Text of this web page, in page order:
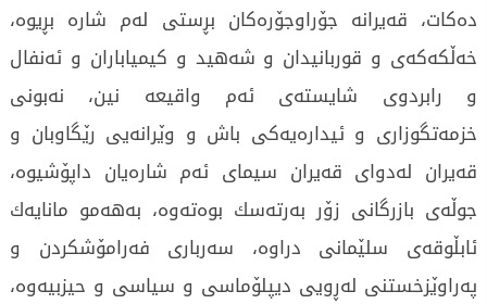
دەكات، قەیرانە جۆراوجۆرەکان بڕستی لەم شارە بڕیوە،
خەڵکەكەی و قوربانیدان و شەهید و كیمیاباران و ئەنفال
و رابردوی شایستەی ئەم واقیعە نین، نەبونی
خزمەتگوزاری و ئیدارەیەكی باش و وێرانەیى رێگاوبان و
قەیران لەدوای قەیران سیمای ئەم شارەیان داپۆشیوە،
جوڵەی بازرگانی زۆر بەرتەسك بوەتەوە، بەهەمو مانایەك
ئابڵوقەی سلێمانی دراوە، سەرباری فەرامۆشکردن و
پەراوێزخستنی لەڕویی دیپلۆماسی و سیاسی و حیزبیەوە،